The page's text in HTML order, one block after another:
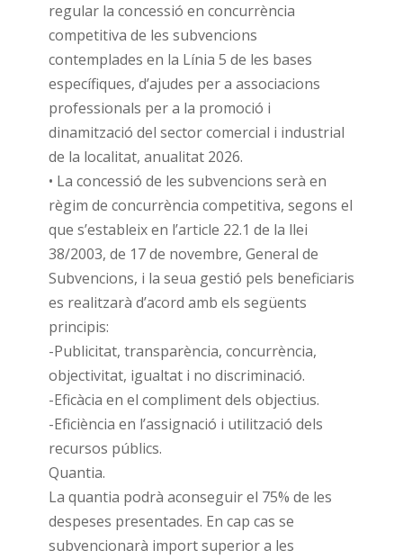
regular la concessió en concurrència
competitiva de les subvencions
contemplades en la Línia 5 de les bases
específiques, d’ajudes per a associacions
professionals per a la promoció i
dinamització del sector comercial i industrial
de la localitat, anualitat 2026.
• La concessió de les subvencions serà en
règim de concurrència competitiva, segons el
que s’estableix en l’article 22.1 de la llei
38/2003, de 17 de novembre, General de
Subvencions, i la seua gestió pels beneficiaris
es realitzarà d’acord amb els següents
principis:
-Publicitat, transparència, concurrència,
objectivitat, igualtat i no discriminació.
-Eficàcia en el compliment dels objectius.
-Eficiència en l’assignació i utilització dels
recursos públics.
Quantia.
La quantia podrà aconseguir el 75% de les
despeses presentades. En cap cas se
subvencionarà import superior a les